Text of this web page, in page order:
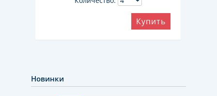
Купить
Новинки